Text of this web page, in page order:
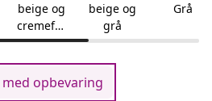
beige og
cremefar
vet
beige og
grå
Grå
med opbevaring